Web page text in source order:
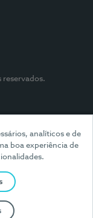
analíticos e de
boa experiência de
reservados.